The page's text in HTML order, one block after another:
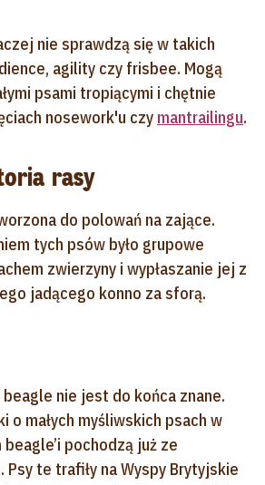
nie sprawdzą się w takich
agility czy frisbee. Mogą
psami tropiącymi i chętnie
nosework'u czy mantrailingu.
rasy
do polowań na zające.
tych psów było grupowe
zwierzyny i wypłaszanie jej z
jadącego konno za sforą.
nie jest do końca znane.
o małych myśliwskich psach w
pochodzą już ze
te trafiły na Wyspy Brytyjskie